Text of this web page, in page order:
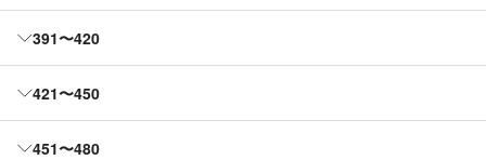
391〜420
421〜450
451〜480